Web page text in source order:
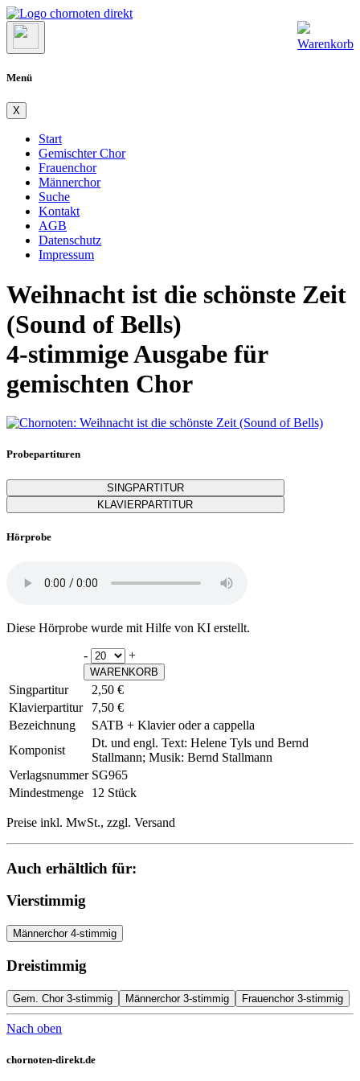
Warenkorb
Menü
X
Start
Gemischter Chor
Frauenchor
Männerchor
Suche
Kontakt
AGB
Datenschutz
Impressum
Weihnacht ist die schönste Zeit
(Sound of Bells)
4-stimmige Ausgabe für
gemischten Chor
Probepartituren
SINGPARTITUR
KLAVIERPARTITUR
Hörprobe
Diese Hörprobe wurde mit Hilfe von KI erstellt.
-
+
WARENKORB
Singpartitur
2,50 €
Klavierpartitur
7,50 €
Bezeichnung
SATB + Klavier oder a cappella
Komponist
Dt. und engl. Text: Helene Tyls und Bernd
Stallmann; Musik: Bernd Stallmann
Verlagsnummer SG965
Mindestmenge
12 Stück
Preise inkl. MwSt., zzgl. Versand
Auch erhältlich für:
Vierstimmig
Männerchor 4-stimmig
Dreistimmig
Gem. Chor 3-stimmig Männerchor 3-stimmig Frauenchor 3-stimmig
Nach oben
chornoten-direkt.de